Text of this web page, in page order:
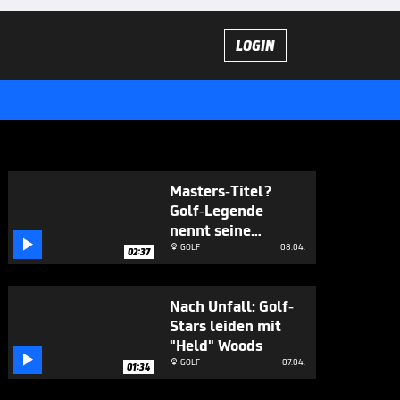
LOGIN
 02:37
Masters-Titel?
Golf-Legende
nennt seine
Favoriten
 GOLF 08.04.
 01:34
Nach Unfall: Golf-
Stars leiden mit
"Held" Woods
 GOLF 07.04.